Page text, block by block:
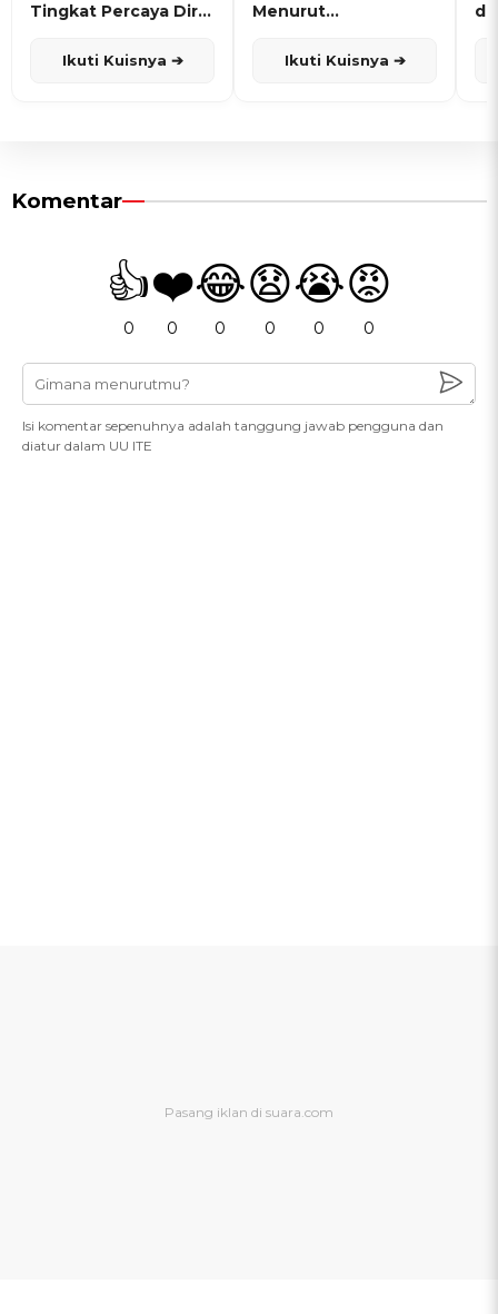
Tingkat Percaya Diri
Ikuti Kuisnya ➔
Menurut
Ikuti Kuisnya ➔
Komentar
👍
0
❤️
0
😂
0
😧
0
😭
0
😡
0
Isi komentar sepenuhnya adalah tanggung jawab pengguna dan
diatur dalam UU ITE